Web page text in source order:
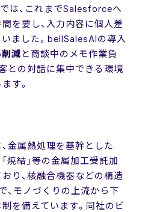
は、これまでSalesforceへ
を要し、入力内容に個人差
ました。bellSalesAIの導入
減 と商談中のメモ作業負
との対話に集中できる環境
す。
金属熱処理を基幹とした
「焼結」等の金属加工受託加
り、核融合機器などの構造
、モノづくりの上流から下
を備えています。同社のビ